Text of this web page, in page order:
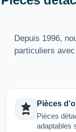
Depuis 1996,
particuliers
Pièces
Pièces
adaptables